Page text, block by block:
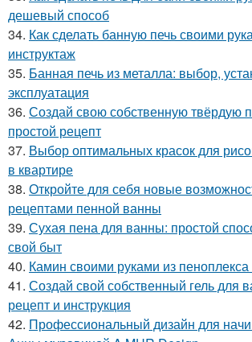
дешевый способ
34. Как сделать банную печь своими
инструктаж
35. Банная печь из металла: выбор,
эксплуатация
36. Создай свою собственную твёрдую
простой рецепт
37. Выбор оптимальных красок для
в квартире
38. Откройте для себя новые
рецептами пенной ванны
39. Сухая пена для ванны: простой
свой быт
40. Камин своими руками из
41. Создай свой собственный гель для
рецепт и инструкция
42. Профессиональный дизайн для